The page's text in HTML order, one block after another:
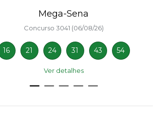
Mega-Sena
Concurso 3041 (06/08/26)
16 21 24 31 43 54
Ver detalhes